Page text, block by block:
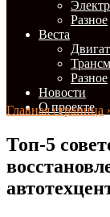
Разное
Веста
Разное
Новости
О проекте
Главная страница
Топ-5